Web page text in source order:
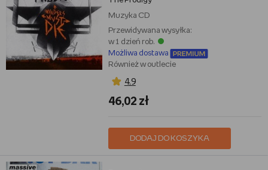
Muzyka CD
Przewidywana wysyłka:
w 1 dzień rob.
Możliwa dostawa
Również w outlecie
4,9
46,02 zł
DODAJ DO KOSZYKA